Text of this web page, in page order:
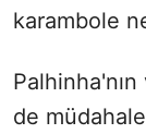
karambole
de